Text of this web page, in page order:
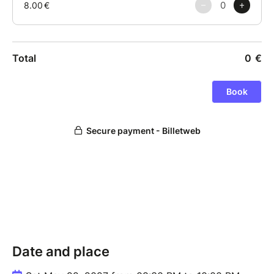
La pièce a été distinguée par une nomination pour la
Meilleure Comédie aux Molières 2022.
Le phénomène théâtral "Chers Parents" totalise déjà
plus de 500 000 spectateurs conquis, dépasse les
adapté au cinéma en 2026 avec près d’un million de
« Jubilatoire » Le Parisien
De Emmanuel et Armelle PATRON
Date and place